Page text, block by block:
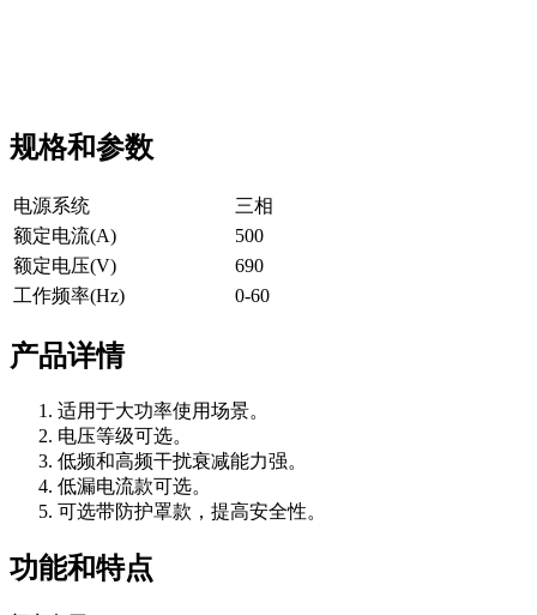
规格和参数
电源系统
三相
额定电流(A)
500
额定电压(V)
690
工作频率(Hz)
0-60
产品详情
适用于大功率使用场景。
电压等级可选。
低频和高频干扰衰减能力强。
低漏电流款可选。
可选带防护罩款，提高安全性。
功能和特点